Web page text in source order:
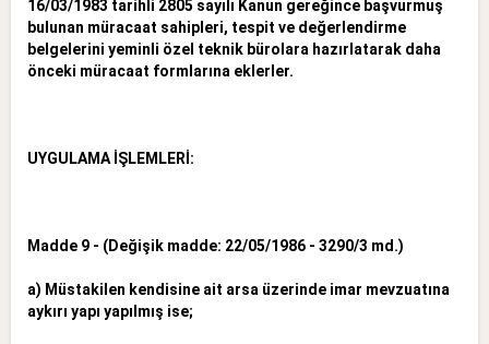
16/03/1983 tarihli 2805 sayılı Kanun gereğince başvurmuş
bulunan müracaat sahipleri, tespit ve değerlendirme
belgelerini yeminli özel teknik bürolara hazırlatarak daha
önceki müracaat formlarına eklerler.
UYGULAMA İŞLEMLERİ:
Madde 9 - (Değişik madde: 22/05/1986 - 3290/3 md.)
a) Müstakilen kendisine ait arsa üzerinde imar mevzuatına
aykırı yapı yapılmış ise;